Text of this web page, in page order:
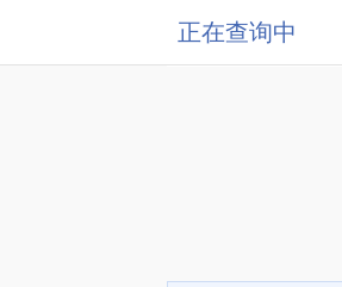
正在查询中